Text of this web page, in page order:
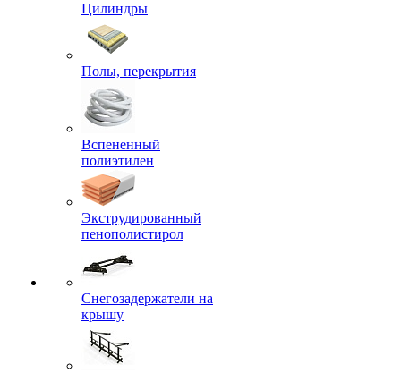
Цилиндры
Полы, перекрытия
Вспененный
полиэтилен
Экструдированный
пенополистирол
Снегозадержатели на
крышу